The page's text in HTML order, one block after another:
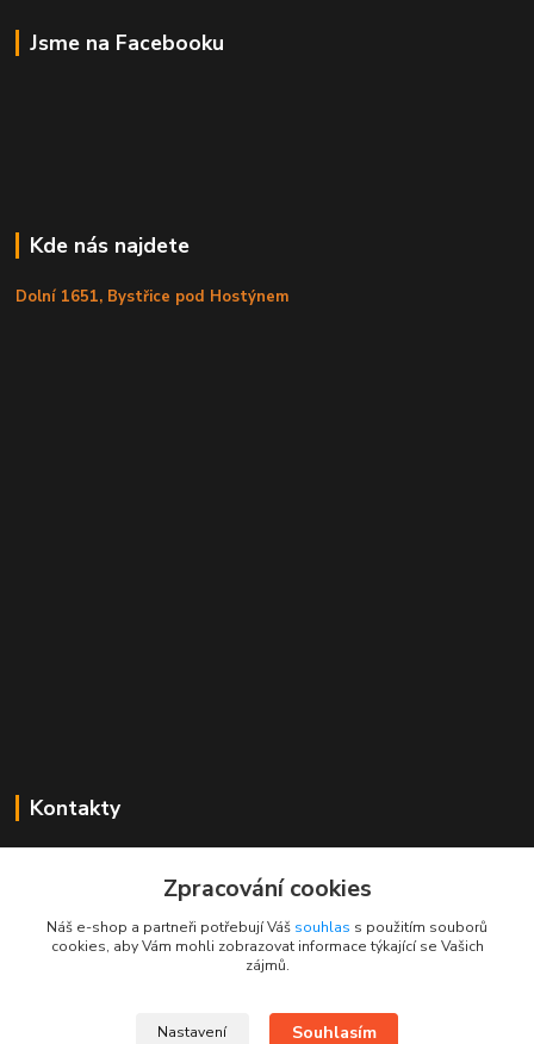
Jsme na Facebooku
Kde nás najdete
Dolní 1651, Bystřice pod Hostýnem
Kontakty
+420 725 613 837
info@rajklubicek.cz
Zpracování cookies
Náš e-shop a partneři potřebují Váš souhlas s použitím souborů
cookies, aby Vám mohli zobrazovat informace týkající se Vašich
zájmů.
Nastavení Souhlasím